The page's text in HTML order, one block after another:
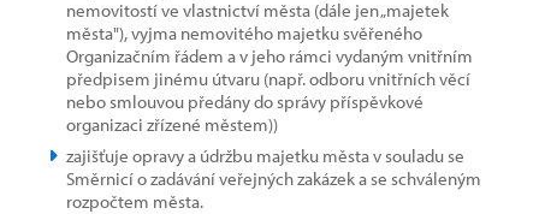
nemovitostí ve vlastnictví města (dále jen „majetek
města"), vyjma nemovitého majetku svěřeného
Organizačním řádem a v jeho rámci vydaným vnitřním
předpisem jinému útvaru (např. odboru vnitřních věcí
nebo smlouvou předány do správy příspěvkové
organizaci zřízené městem))
zajišťuje opravy a údržbu majetku města v souladu se
Směrnicí o zadávání veřejných zakázek a se schváleným
rozpočtem města.